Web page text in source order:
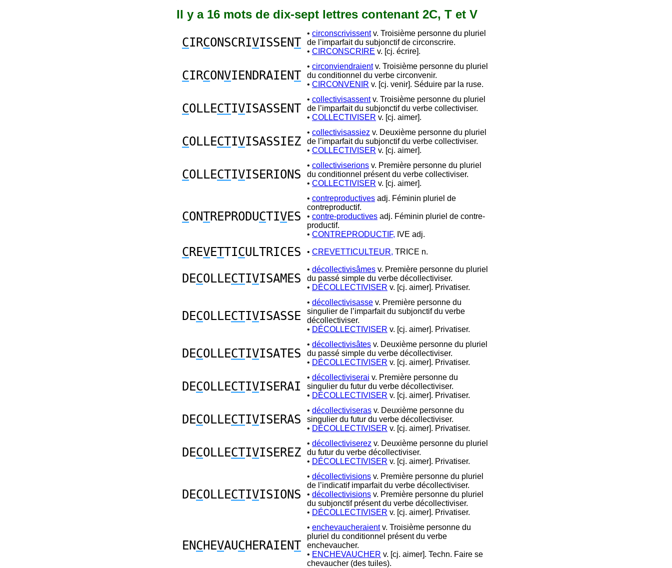
Il y a 16 mots de dix-sept lettres contenant 2C, T et V
CIRCONSCRIVISSENT
• circonscrivissentv. Troisième personne du pluriel
de l’imparfait du subjonctif de circonscrire.
• CIRCONSCRIRE v. [cj. écrire].
CIRCONVIENDRAIENT
• circonviendraientv. Troisième personne du pluriel
du conditionnel du verbe circonvenir.
• CIRCONVENIR v. [cj. venir]. Séduire par la ruse.
COLLECTIVISASSENT
• collectivisassentv. Troisième personne du pluriel
de l’imparfait du subjonctif du verbe collectiviser.
• COLLECTIVISER v. [cj. aimer].
COLLECTIVISASSIEZ
• collectivisassiez v. Deuxième personne du pluriel
de l’imparfait du subjonctif du verbe collectiviser.
• COLLECTIVISER v. [cj. aimer].
COLLECTIVISERIONS
• collectiviserions v. Première personne du pluriel
du conditionnel présent du verbe collectiviser.
• COLLECTIVISER v. [cj. aimer].
CONTREPRODUCTIVES
• contreproductives adj. Féminin pluriel de
contreproductif.
• contre-productives adj. Féminin pluriel de contre-
productif.
• CONTREPRODUCTIF, IVE adj.
CREVETTICULTRICES • CREVETTICULTEUR, TRICE n.
DECOLLECTIVISAMES
• décollectivisâmes v. Première personne du pluriel
du passé simple du verbe décollectiviser.
• DÉCOLLECTIVISER v. [cj. aimer]. Privatiser.
DECOLLECTIVISASSE
• décollectivisasse v. Première personne du
singulier de l’imparfait du subjonctif du verbe
décollectiviser.
• DÉCOLLECTIVISER v. [cj. aimer]. Privatiser.
DECOLLECTIVISATES
• décollectivisâtes v. Deuxième personne du pluriel
du passé simple du verbe décollectiviser.
• DÉCOLLECTIVISER v. [cj. aimer]. Privatiser.
DECOLLECTIVISERAI
• décollectiviserai v. Première personne du
singulier du futur du verbe décollectiviser.
• DÉCOLLECTIVISER v. [cj. aimer]. Privatiser.
DECOLLECTIVISERAS
• décollectiviseras v. Deuxième personne du
singulier du futur du verbe décollectiviser.
• DÉCOLLECTIVISER v. [cj. aimer]. Privatiser.
DECOLLECTIVISEREZ
• décollectiviserez v. Deuxième personne du pluriel
du futur du verbe décollectiviser.
• DÉCOLLECTIVISER v. [cj. aimer]. Privatiser.
DECOLLECTIVISIONS
• décollectivisions v. Première personne du pluriel
de l’indicatif imparfait du verbe décollectiviser.
• décollectivisions v. Première personne du pluriel
du subjonctif présent du verbe décollectiviser.
• DÉCOLLECTIVISER v. [cj. aimer]. Privatiser.
ENCHEVAUCHERAIENT
• enchevaucheraientv. Troisième personne du
pluriel du conditionnel présent du verbe
enchevaucher.
• ENCHEVAUCHER v. [cj. aimer]. Techn. Faire se
chevaucher (des tuiles).